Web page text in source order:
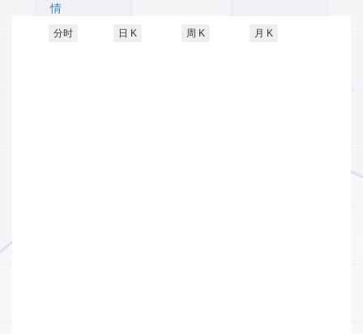
情
分时 日 K 周 K 月 K